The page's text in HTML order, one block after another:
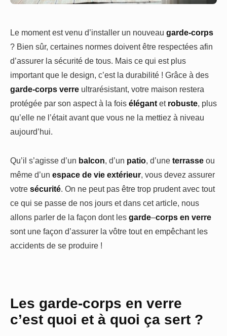
Le moment est venu d’installer un nouveau garde-corps
? Bien sûr, certaines normes doivent être respectées afin
d’assurer la sécurité de tous. Mais ce qui est plus
important que le design, c’est la durabilité ! Grâce à des
garde-corps verre ultrarésistant, votre maison restera
protégée par son aspect à la fois élégant et robuste, plus
qu’elle ne l’était avant que vous ne la mettiez à niveau
aujourd’hui.
Qu’il s’agisse d’un balcon, d’un patio, d’une terrasse ou
même d’un espace de vie extérieur, vous devez assurer
votre sécurité. On ne peut pas être trop prudent avec tout
ce qui se passe de nos jours et dans cet article, nous
allons parler de la façon dont les garde–corps en verre
sont une façon d’assurer la vôtre tout en empêchant les
accidents de se produire !
Les garde-corps en verre
c’est quoi et à quoi ça sert ?